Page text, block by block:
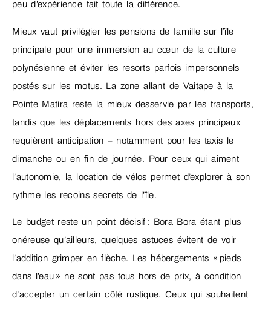
peu d’expérience fait toute la différence.
Mieux vaut privilégier les pensions de famille sur l’île
principale pour une immersion au cœur de la culture
polynésienne et éviter les resorts parfois impersonnels
postés sur les motus. La zone allant de Vaitape à la
Pointe Matira reste la mieux desservie par les transports,
tandis que les déplacements hors des axes principaux
requièrent anticipation – notamment pour les taxis le
dimanche ou en fin de journée. Pour ceux qui aiment
l’autonomie, la location de vélos permet d’explorer à son
rythme les recoins secrets de l’île.
Le budget reste un point décisif : Bora Bora étant plus
onéreuse qu’ailleurs, quelques astuces évitent de voir
l’addition grimper en flèche. Les hébergements « pieds
dans l’eau » ne sont pas tous hors de prix, à condition
d’accepter un certain côté rustique. Ceux qui souhaitent